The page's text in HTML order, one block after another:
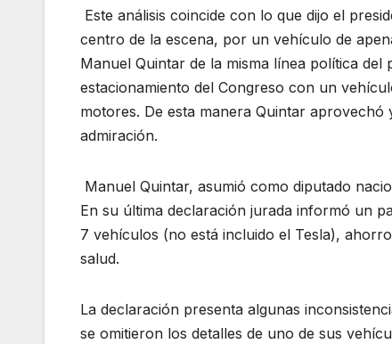
Este análisis coincide con lo que dijo el
centro de la escena, por un vehículo de
Manuel Quintar de la misma línea política
estacionamiento del Congreso con un
motores. De esta manera Quintar
admiración.
Manuel Quintar, asumió como diputado
En su última declaración jurada informó un
7 vehículos (no está incluido el Tesla),
salud.
La declaración presenta algunas
se omitieron los detalles de uno de sus